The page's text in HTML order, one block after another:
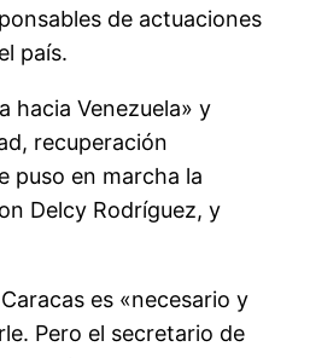
de actuaciones
país.
hacia Venezuela» y
recuperación
puso en marcha la
Delcy Rodríguez, y
es «necesario y
Pero el secretario de